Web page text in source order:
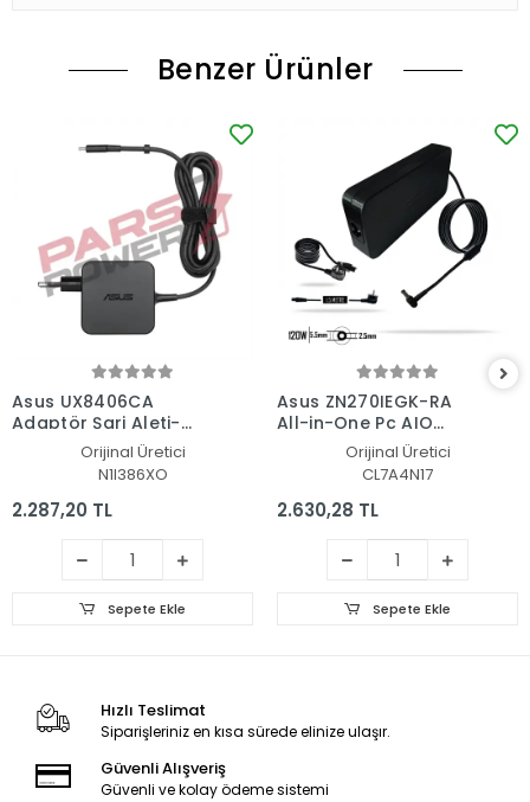
Benzer Ürünler
Asus UX8406CA
Adaptör Şarj Aleti-
Orijinal Üretici
N1I386XO
2.287,20 TL
Sepete Ekle
Asus ZN270IEGK-RA
All-in-One Pc AIO
Adaptör Şarj Aleti-
Orijinal Üretici
CL7A4N17
2.630,28 TL
Sepete Ekle
Hızlı Teslimat
Siparişleriniz en kısa sürede elinize ulaşır.
Güvenli Alışveriş
Güvenli ve kolay ödeme sistemi